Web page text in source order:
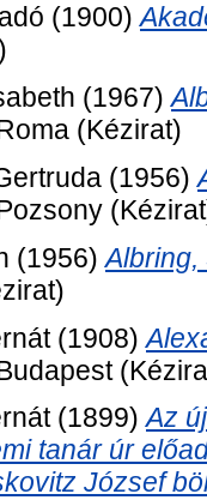
(1900)
(1967)
(Kézirat)
(1956)
(1956)Albring,
(1908)
(1899)Az
tanár úr
József